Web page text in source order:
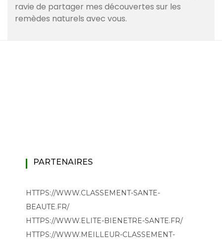
ravie de partager mes découvertes sur les
remèdes naturels avec vous.
PARTENAIRES
HTTPS://WWW.CLASSEMENT-SANTE-
BEAUTE.FR/
HTTPS://WWW.ELITE-BIENETRE-SANTE.FR/
HTTPS://WWW.MEILLEUR-CLASSEMENT-